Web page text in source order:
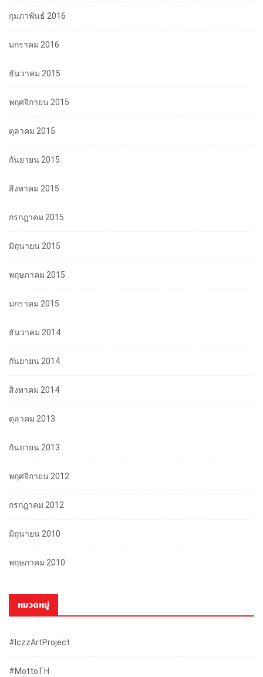
กุมภาพันธ์ 2016
มกราคม 2016
ธันวาคม 2015
พฤศจิกายน 2015
ตุลาคม 2015
กันยายน 2015
สิงหาคม 2015
กรกฎาคม 2015
มิถุนายน 2015
พฤษภาคม 2015
มกราคม 2015
ธันวาคม 2014
กันยายน 2014
สิงหาคม 2014
ตุลาคม 2013
กันยายน 2013
พฤศจิกายน 2012
กรกฎาคม 2012
มิถุนายน 2010
พฤษภาคม 2010
หมวดหมู่
#iczzArtProject
#mottoTH